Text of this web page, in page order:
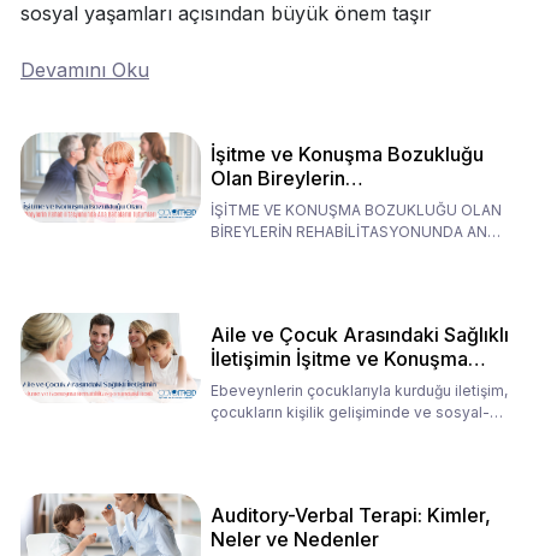
sosyal yaşamları açısından büyük önem taşır
Devamını Oku
İşitme ve Konuşma Bozukluğu
Olan Bireylerin
Rehabilitasyonunda Ana
Babaların Tutumları
İŞİTME VE KONUŞMA BOZUKLUĞU OLAN
BİREYLERİN REHABİLİTASYONUNDA ANA
Aile ve Çocuk Arasındaki Sağlıklı
İletişimin İşitme ve Konuşma
Rehabilitasyonundaki Rolü
Ebeveynlerin çocuklarıyla kurduğu iletişim,
çocukların kişilik gelişiminde ve sosyal-
Auditory-Verbal Terapi: Kimler,
Neler ve Nedenler